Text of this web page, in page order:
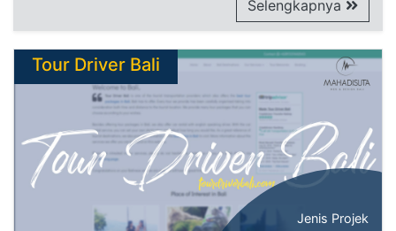
Selengkapnya
Jenis Projek
Tour Driver Bali